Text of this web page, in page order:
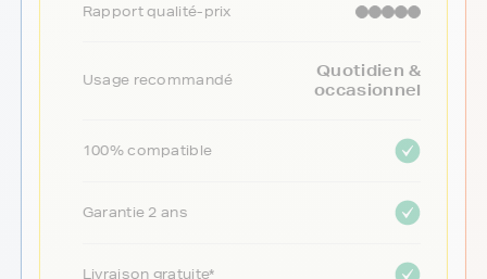
Rapport qualité-prix
Usage recommandé
Quotidien &
occasionnel
100% compatible
Garantie 2 ans
Livraison gratuite*